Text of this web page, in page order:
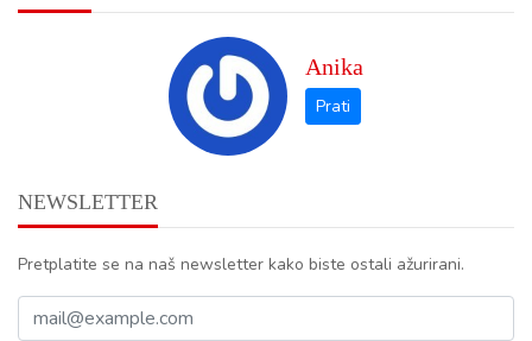
Anika
NEWSLETTER
Pretplatite se na naš newsletter kako biste ostali ažurirani.